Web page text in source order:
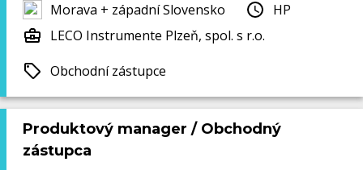
Morava + západní Slovensko
HP
LECO Instrumente Plzeň, spol. s r.o.
Obchodní zástupce
Produktový manager / Obchodný
zástupca